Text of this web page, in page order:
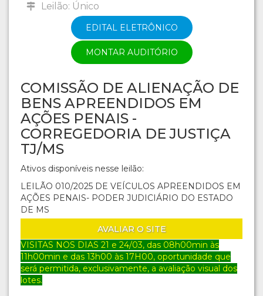
Leilão: Único
EDITAL ELETRÔNICO
MONTAR AUDITÓRIO
COMISSÃO DE ALIENAÇÃO DE
BENS APREENDIDOS EM
AÇÕES PENAIS -
CORREGEDORIA DE JUSTIÇA
TJ/MS
Ativos disponíveis nesse leilão:
LEILÃO 010/2025 DE VEÍCULOS APREENDIDOS EM
AÇÕES PENAIS- PODER JUDICIÁRIO DO ESTADO
DE MS
AVALIAR O SITE
VISITAS NOS DIAS 21 e 24/03, das 08h00min às
11h00min e das 13h00 às 17H00, oportunidade que
será permitida, exclusivamente, a avaliação visual dos
lotes.